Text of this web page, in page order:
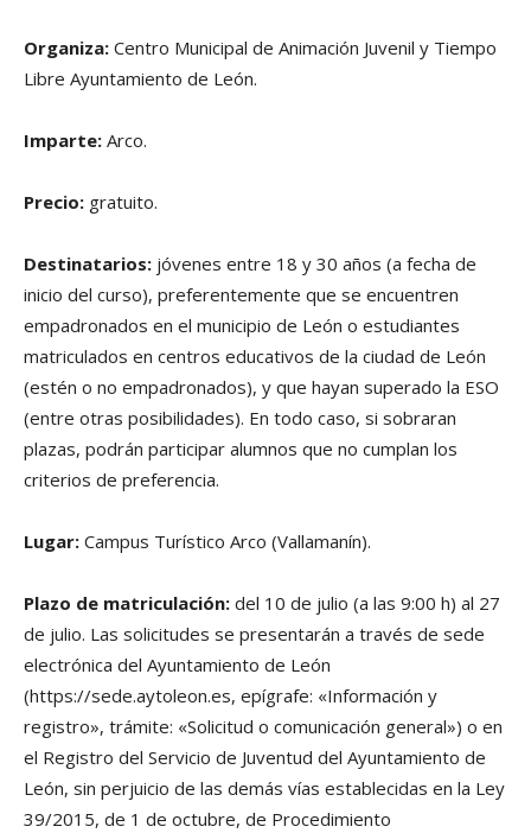
Organiza: Centro Municipal de Animación Juvenil y Tiempo
Libre Ayuntamiento de León.
Imparte: Arco.
Precio: gratuito.
Destinatarios: jóvenes entre 18 y 30 años (a fecha de
inicio del curso), preferentemente que se encuentren
empadronados en el municipio de León o estudiantes
matriculados en centros educativos de la ciudad de León
(estén o no empadronados), y que hayan superado la ESO
(entre otras posibilidades). En todo caso, si sobraran
plazas, podrán participar alumnos que no cumplan los
criterios de preferencia.
Lugar: Campus Turístico Arco (Vallamanín).
Plazo de matriculación: del 10 de julio (a las 9:00 h) al 27
de julio. Las solicitudes se presentarán a través de sede
electrónica del Ayuntamiento de León
(https://sede.aytoleon.es, epígrafe: «Información y
registro», trámite: «Solicitud o comunicación general») o en
el Registro del Servicio de Juventud del Ayuntamiento de
León, sin perjuicio de las demás vías establecidas en la Ley
39/2015, de 1 de octubre, de Procedimiento